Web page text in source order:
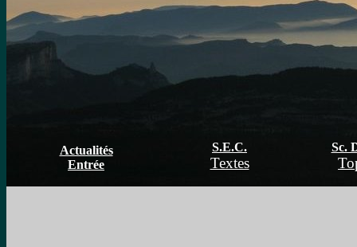
Actualités
Entrée
S.E.C.
Textes
Sc.